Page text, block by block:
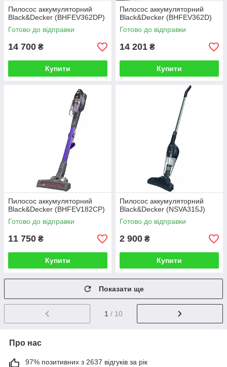
Пилосос аккумуляторний
Black&Decker (BHFEV362DP)
Готово до відправки
14 700 ₴
Купити
Пилосос аккумуляторний
Black&Decker (BHFEV362D)
Готово до відправки
14 201 ₴
Купити
Пилосос аккумуляторний
Black&Decker (BHFEV182CP)
Готово до відправки
11 750 ₴
Купити
Пилосос аккумуляторний
Black&Decker (NSVA315J)
Готово до відправки
2 900 ₴
Купити
Показати ще
1 / 10
Про нас
97% позитивних з 2637 відгуків за рік